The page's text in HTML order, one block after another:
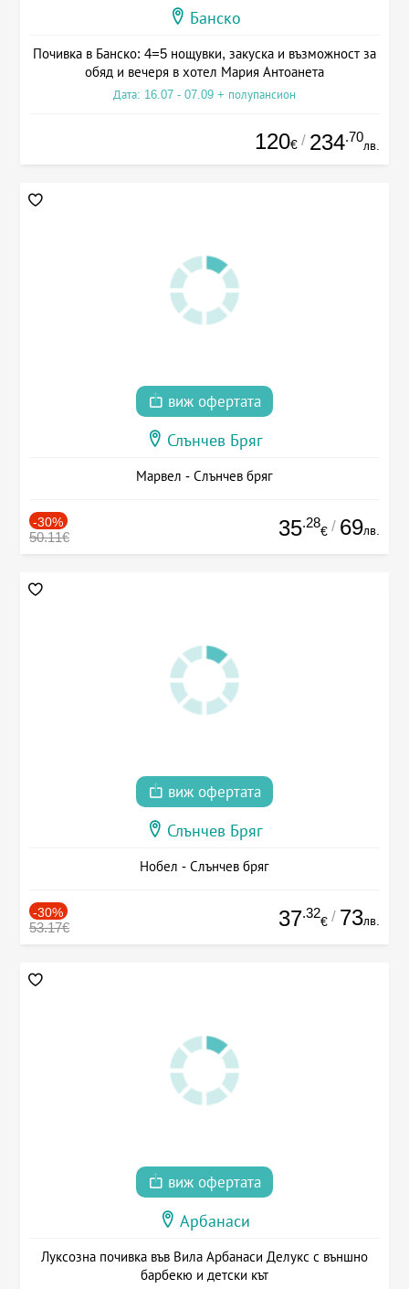
Банско
Почивка в Банско: 4=5 нощувки, закуска и възможност за
обяд и вечеря в хотел Мария Антоанета
Дата: 16.07 - 07.09 + полупансион
120€ / 234.70
лв.
виж офертата
Слънчев Бряг
Марвел - Слънчев бряг
-30%
50.11€ 35.28
€ / 69лв.
виж офертата
Слънчев Бряг
Нобел - Слънчев бряг
-30%
53.17€ 37.32
€ / 73лв.
виж офертата
Арбанаси
Луксозна почивка във Вила Арбанаси Делукс с външно
барбекю и детски кът